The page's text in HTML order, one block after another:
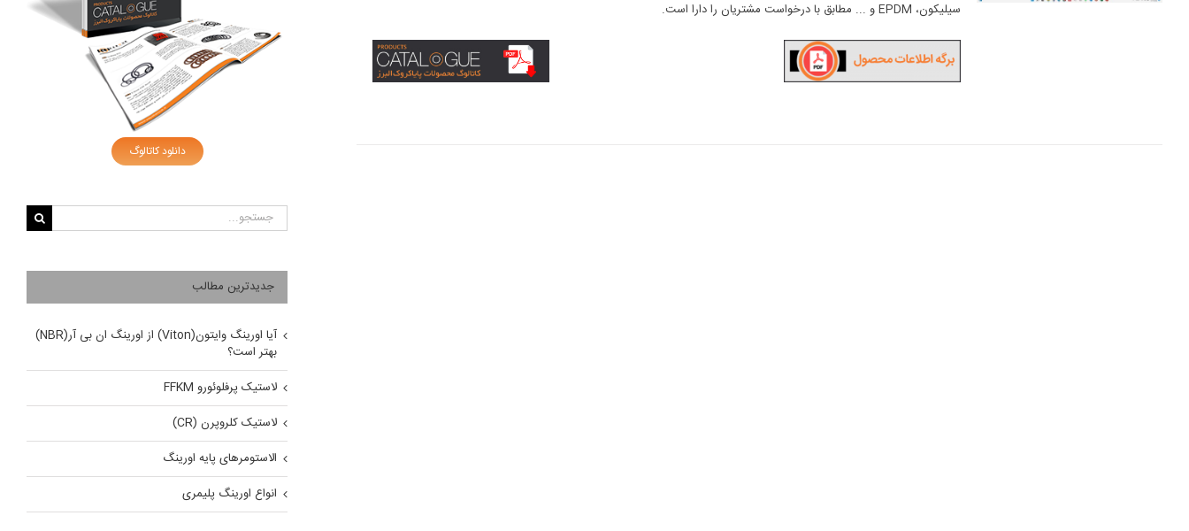
سیلیکون، EPDM و ... مطابق با درخواست مشتریان را دارا است.
دانلود کاتالوگ
جستجو
برای:
جدیدترین مطالب
آیا اورینگ وایتون(Viton) از اورینگ ان بی آر(NBR)
بهتر است؟
لاستیک پرفلوئورو FFKM
لاستیک کلروپرن (CR)
الاستومرهای پایه اورینگ
انواع اورینگ پلیمری